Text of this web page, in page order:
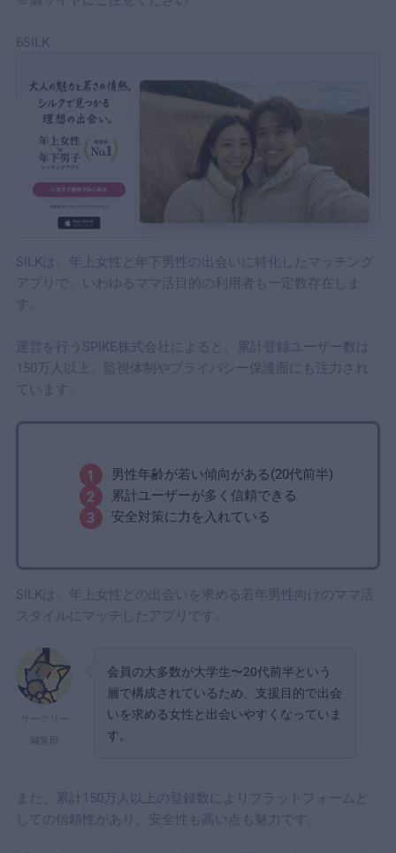
6SILK
SILKは、年上女性と年下男性の出会いに特化したマッチング
アプリで、いわゆるママ活目的の利用者も一定数存在しま
す。
運営を行うSPIKE株式会社によると、累計登録ユーザー数は
150万人以上、監視体制やプライバシー保護面にも注力され
ています。
男性年齢が若い傾向がある(20代前半)
累計ユーザーが多く信頼できる
安全対策に力を入れている
SILKは、年上女性との出会いを求める若年男性向けのママ活
スタイルにマッチしたアプリです。
会員の大多数が大学生〜20代前半という
層で構成されているため、支援目的で出会
いを求める女性と出会いやすくなっていま
す。
また、累計150万人以上の登録数によりプラットフォームと
しての信頼性があり、安全性も高い点も魅力です。